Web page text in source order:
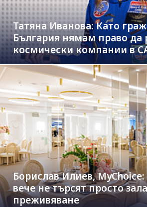
Татяна Иванова: Като
България нямам право да
космически компании в
Борислав Илиев,
вече не търсят просто
преживяване